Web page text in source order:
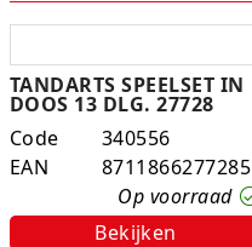
TANDARTS SPEELSET IN
DOOS 13 DLG. 27728
Code
340556
EAN
8711866277285
Op voorraad
Bekijken